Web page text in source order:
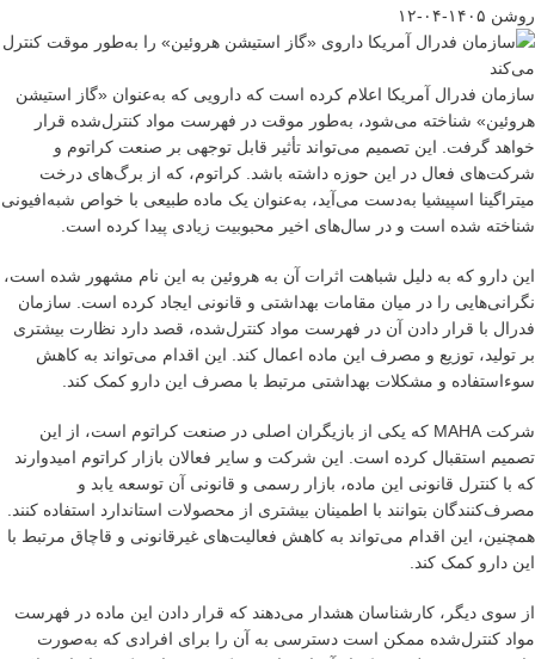
روشن ۱۴۰۵-۰۴-۱۲
سازمان فدرال آمریکا اعلام کرده است که دارویی که به‌عنوان «گاز استیشن
هروئین» شناخته می‌شود، به‌طور موقت در فهرست مواد کنترل‌شده قرار
خواهد گرفت. این تصمیم می‌تواند تأثیر قابل توجهی بر صنعت کراتوم و
شرکت‌های فعال در این حوزه داشته باشد. کراتوم، که از برگ‌های درخت
میتراگینا اسپیشیا به‌دست می‌آید، به‌عنوان یک ماده طبیعی با خواص شبه‌افیونی
شناخته شده است و در سال‌های اخیر محبوبیت زیادی پیدا کرده است.
این دارو که به دلیل شباهت اثرات آن به هروئین به این نام مشهور شده است،
نگرانی‌هایی را در میان مقامات بهداشتی و قانونی ایجاد کرده است. سازمان
فدرال با قرار دادن آن در فهرست مواد کنترل‌شده، قصد دارد نظارت بیشتری
بر تولید، توزیع و مصرف این ماده اعمال کند. این اقدام می‌تواند به کاهش
سوءاستفاده و مشکلات بهداشتی مرتبط با مصرف این دارو کمک کند.
شرکت MAHA که یکی از بازیگران اصلی در صنعت کراتوم است، از این
تصمیم استقبال کرده است. این شرکت و سایر فعالان بازار کراتوم امیدوارند
که با کنترل قانونی این ماده، بازار رسمی و قانونی آن توسعه یابد و
مصرف‌کنندگان بتوانند با اطمینان بیشتری از محصولات استاندارد استفاده کنند.
همچنین، این اقدام می‌تواند به کاهش فعالیت‌های غیرقانونی و قاچاق مرتبط با
این دارو کمک کند.
از سوی دیگر، کارشناسان هشدار می‌دهند که قرار دادن این ماده در فهرست
مواد کنترل‌شده ممکن است دسترسی به آن را برای افرادی که به‌صورت